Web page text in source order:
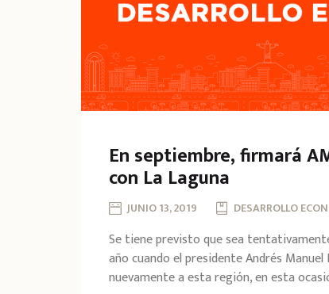
En septiembre, firmará
con La Laguna
JUNIO 13, 2019 DESARROLLO
Se tiene previsto que sea
año cuando el presidente Andrés
nuevamente a esta región, en esta